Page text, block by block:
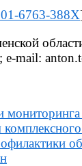
6763-388X
e-mail: